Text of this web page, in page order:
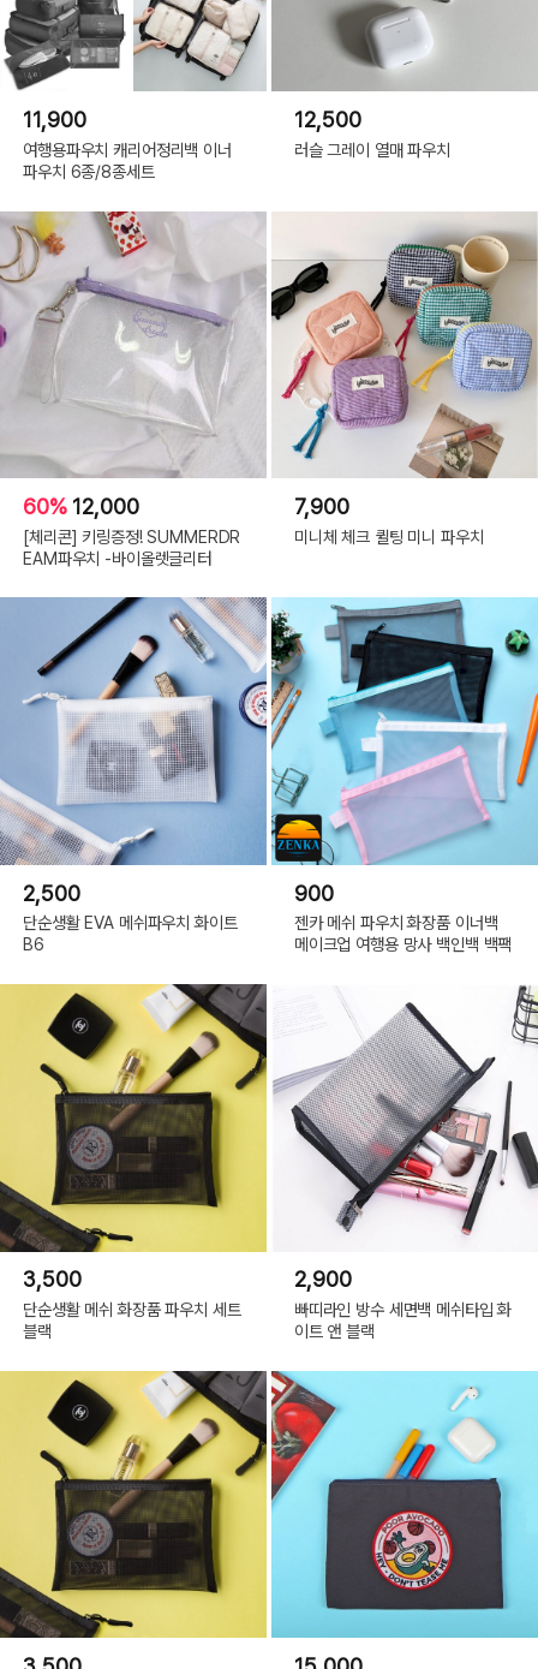
11,900
여행용파우치 캐리어정리백 이너
파우치 6종/8종세트
12,500
러슬 그레이 열매 파우치
60% 12,000
[체리콘] 키링증정! SUMMERDR
EAM파우치 -바이올렛글리터
7,900
미니체 체크 퀼팅 미니 파우치
2,500
단순생활 EVA 메쉬파우치 화이트
B6
900
젠카 메쉬 파우치 화장품 이너백
메이크업 여행용 망사 백인백 백팩
3,500
단순생활 메쉬 화장품 파우치 세트
블랙
2,900
빠띠라인 방수 세면백 메쉬타입 화
이트 앤 블랙